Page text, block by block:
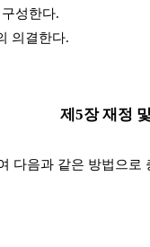
성한다.
의결한다.
제5장 재정
다음과 같은 방법으로